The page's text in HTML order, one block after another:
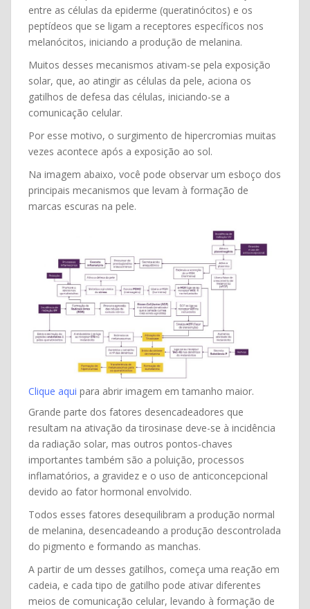
entre as células da epiderme (queratinócitos) e os
peptídeos que se ligam a receptores específicos nos
melanócitos, iniciando a produção de melanina.
Muitos desses mecanismos ativam-se pela exposição
solar, que, ao atingir as células da pele, aciona os
gatilhos de defesa das células, iniciando-se a
comunicação celular.
Por esse motivo, o surgimento de hipercromias muitas
vezes acontece após a exposição ao sol.
Na imagem abaixo, você pode observar um esboço dos
principais mecanismos que levam à formação de
marcas escuras na pele.
Clique aqui para abrir imagem em tamanho maior.
Grande parte dos fatores desencadeadores que
resultam na ativação da tirosinase deve-se à incidência
da radiação solar, mas outros pontos-chaves
importantes também são a poluição, processos
inflamatórios, a gravidez e o uso de anticoncepcional
devido ao fator hormonal envolvido.
Todos esses fatores desequilibram a produção normal
de melanina, desencadeando a produção descontrolada
do pigmento e formando as manchas.
A partir de um desses gatilhos, começa uma reação em
cadeia, e cada tipo de gatilho pode ativar diferentes
meios de comunicação celular, levando à formação de